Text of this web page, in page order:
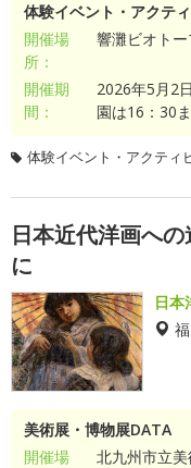
体験イベント・アクテ
開催場
所：
響灘ビオトー
開催期
間：
2026年5月2
園は16：30
体験イベント・アクティ
日本近代洋画へ
に
日本
美術展・博物展DATA
開催場
北九州市立